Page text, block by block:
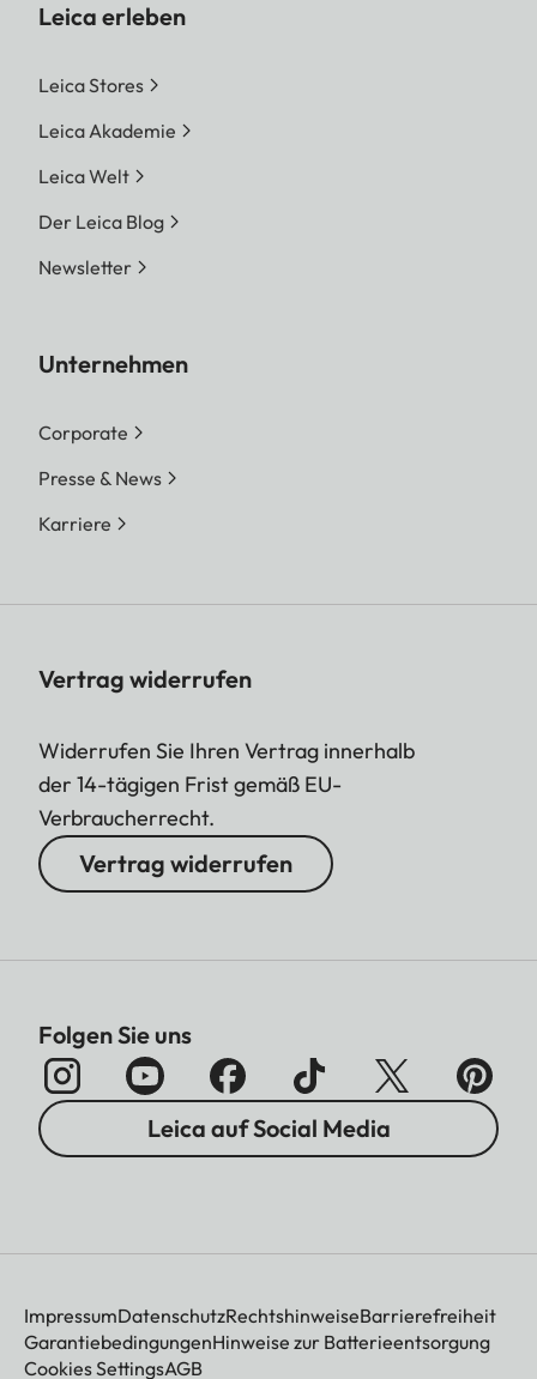
Leica erleben
Leica Stores
Leica Akademie
Leica Welt
Der Leica Blog
Newsletter
Unternehmen
Corporate
Presse & News
Karriere
Vertrag widerrufen
Widerrufen Sie Ihren Vertrag innerhalb
der 14-tägigen Frist gemäß EU-
Verbraucherrecht.
Vertrag widerrufen
Folgen Sie uns
Leica auf Social Media
ImpressumDatenschutzRechtshinweiseBarrierefreiheit
GarantiebedingungenHinweise zur Batterieentsorgung
Cookies SettingsAGB